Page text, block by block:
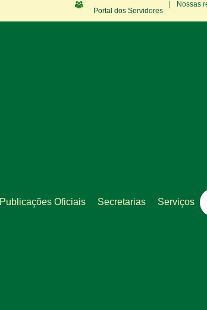
Portal dos Servidores
Nossas
Publicações Oficiais Secretarias Serviços